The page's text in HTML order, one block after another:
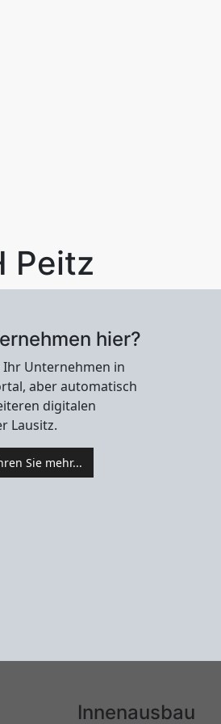
Peitz
hier?
Ihr Unternehmen in
aber automatisch
digitalen
Lausitz.
Sie mehr...
Innenausbau